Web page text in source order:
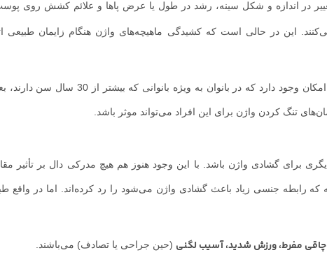
در اندازه و شکل سینه، رشد در طول یا عرض پاها و علائم کشش روی
این در حالی است که کشیدگی ماهیچه‌های واژن هنگام زایمان طبیعی
هرچند این کشیدگی کاهش یافته و سر جای خود باز می‌گردد، اما این امکان وجود دارد که در بانوان به ویژه بانوانی که
تنگ کردن واژن برای این افراد می‌تواند موثر باشد.
برای گشادی واژن باشد. با این وجود هنوز هم هیچ مدرکی دال بر تأثیر
رابطه جنسی زیاد باعث گشادی واژن می‌شود را رد کرده‌اند. اما در واقع
چاقی مفرط، ورزش شدید، آسیب لگنی (حین جراحی یا تصادف) می‌باشند.